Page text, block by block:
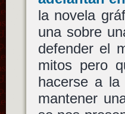
la novela
una sobre
defender el
mitos pero
hacerse a
mantener